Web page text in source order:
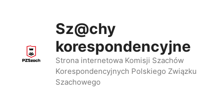
Sz@chy
korespondencyjne
Strona internetowa Komisji Szachów
Korespondencyjnych Polskiego Związku
Szachowego